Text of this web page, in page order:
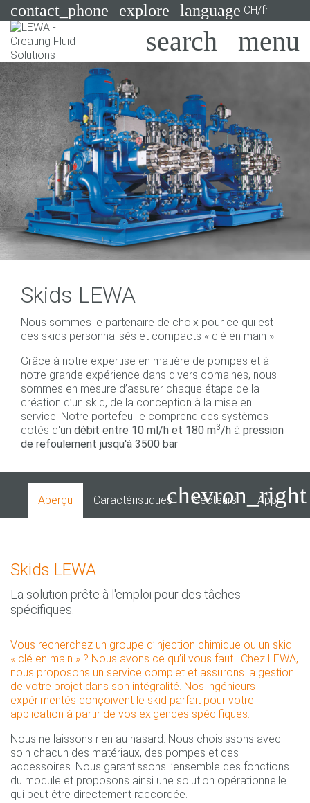
contact_phone explore language CH/fr
Search
Pompes
Systèmes
Secteurs
Applications
Services
Consulting
Technologies
Skids LEWA
Nous sommes le partenaire de choix pour ce qui est
des skids personnalisés et compacts « clé en main ».
Grâce à notre expertise en matière de pompes et à
notre grande expérience dans divers domaines, nous
sommes en mesure d’assurer chaque étape de la
création d’un skid, de la conception à la mise en
service. Notre portefeuille comprend des systèmes
dotés d'un débit entre 10 ml/h et 180 m3/h à pression
de refoulement jusqu'à 3500 bar.
Aperçu Caractéristiques Secteurs
chevron_right
Skids LEWA
La solution prête à l'emploi pour des tâches
spécifiques.
Vous recherchez un groupe d’injection chimique ou un skid
« clé en main » ? Nous avons ce qu’il vous faut ! Chez LEWA,
nous proposons un service complet et assurons la gestion
de votre projet dans son intégralité. Nos ingénieurs
expérimentés conçoivent le skid parfait pour votre
application à partir de vos exigences spécifiques.
Nous ne laissons rien au hasard. Nous choisissons avec
soin chacun des matériaux, des pompes et des
accessoires. Nous garantissons l’ensemble des fonctions
du module et proposons ainsi une solution opérationnelle
qui peut être directement raccordée.